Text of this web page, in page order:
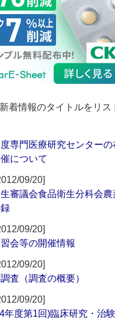
着情報のタイトルをリス
専門医療研究センター
について
09/20]
審議会食品衛生分科会
09/20]
会等の開催情報
09/20]
査（調査の概要）
09/20]
年度第1回)臨床研究・治